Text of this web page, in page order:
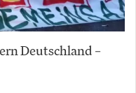
Deutschland –